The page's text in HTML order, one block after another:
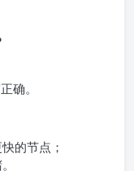
确。
的节点；